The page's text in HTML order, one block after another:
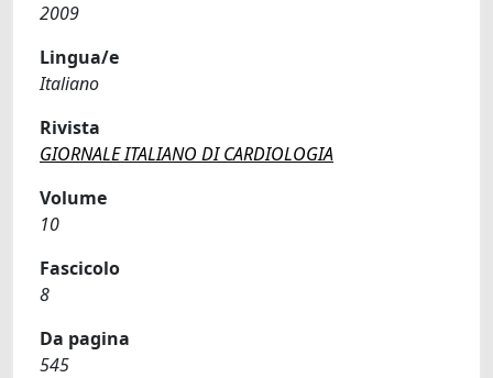
2009
Lingua/e
Italiano
Rivista
GIORNALE ITALIANO DI CARDIOLOGIA
Volume
10
Fascicolo
8
Da pagina
545